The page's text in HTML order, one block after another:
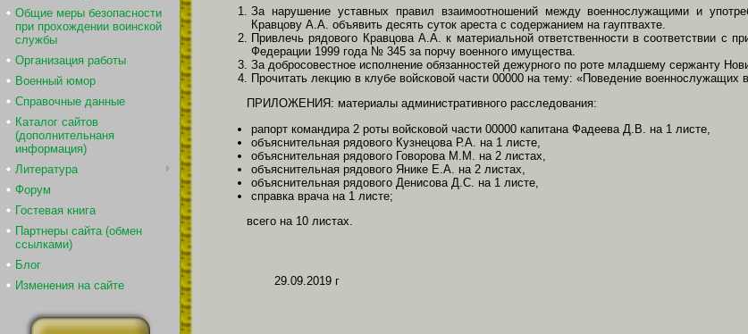
Общие меры безопасности
при прохождении воинской
службы
Организация работы
Военный юмор
Справочные данные
Каталог сайтов
(дополнительнаня
информация)
Литература
Форум
Гостевая книга
Партнеры сайта (обмен
ссылками)
Блог
Изменения на сайте
За нарушение уставных правил взаимоотношений между военнослужащими и
Кравцову А.А. объявить десять суток ареста с содержанием на гауптвахте.
Привлечь рядового Кравцова А.А. к материальной ответственности в соответствии с
Федерации 1999 года № 345 за порчу военного имущества.
За добросовестное исполнение обязанностей дежурного по роте младшему сержанту
Прочитать лекцию в клубе войсковой части 00000 на тему: «Поведение военнослужащих
ПРИЛОЖЕНИЯ: материалы административного расследования:
рапорт командира 2 роты войсковой части 00000 капитана Фадеева Д.В. на 1 листе,
объяснительная рядового Кузнецова Р.А. на 1 листе,
объяснительная рядового Говорова М.М. на 2 листах,
объяснительная рядового Янике Е.А. на 2 листах,
объяснительная рядового Денисова Д.С. на 1 листе,
справка врача на 1 листе;
всего на 10 листах.
29.09.2019 г